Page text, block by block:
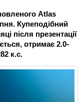
Atlas
Купеподібний
після презентації
отримає 2.0-
к.с.